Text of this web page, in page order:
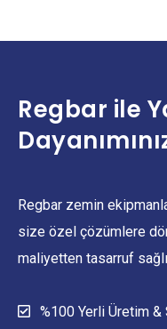
Regbar ile
Regbar zemin
size özel çözümlere
maliyetten tasarruf
%100 Yerli Üretim &